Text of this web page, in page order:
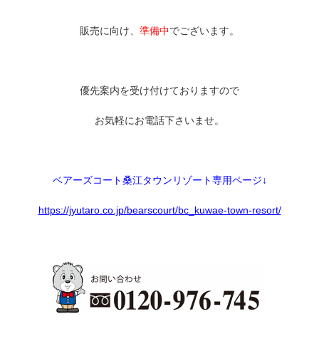
販売に向け、 準備中でございます。
優先案内を受け付けておりますので
お気軽にお電話下さいませ。
ベアーズコート桑江タウンリゾート専用ページ↓
https://jyutaro.co.jp/bearscourt/bc_kuwae-town-resort/